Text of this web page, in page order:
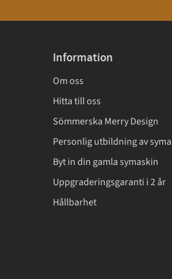
Information
Om oss
Hitta till oss
Sömmerska Merry Design
Personlig utbildning av
Byt in din gamla symaskin
Uppgraderingsgaranti i 2 år
Hållbarhet